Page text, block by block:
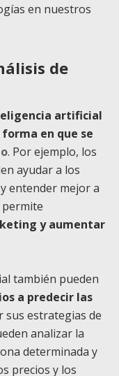
en nuestros
de
artificial
en que se
. Por ejemplo, los
ayudar a los
entender mejor a
permite
y aumentar
también pueden
a predecir las
sus estrategias de
analizar la
determinada y
precios y los